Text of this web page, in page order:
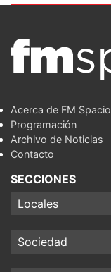
Acerca de FM Spacio
Programación
Archivo de Noticias
Contacto
SECCIONES
Locales
Sociedad